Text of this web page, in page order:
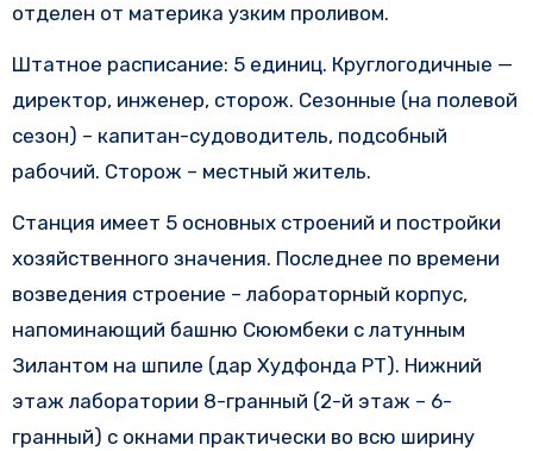
отделен от материка узким проливом.
Штатное расписание: 5 единиц. Круглогодичные —
директор, инженер, сторож. Сезонные (на полевой
сезон) – капитан-судоводитель, подсобный
рабочий. Сторож – местный житель.
Станция имеет 5 основных строений и постройки
хозяйственного значения. Последнее по времени
возведения строение – лабораторный корпус,
напоминающий башню Сююмбеки с латунным
Зилантом на шпиле (дар Худфонда РТ). Нижний
этаж лаборатории 8-гранный (2-й этаж – 6-
гранный) с окнами практически во всю ширину